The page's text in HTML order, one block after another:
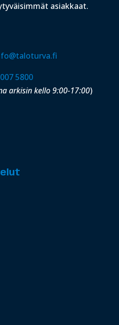
asiakkaat.
5800
arkisin kello 9:00-17:00)